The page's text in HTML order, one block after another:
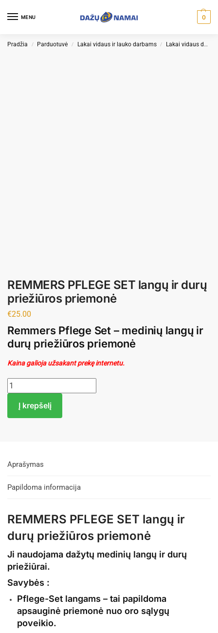
MENU 0
Pradžia / Parduotuvė / Lakai vidaus ir lauko darbams / Lakai vidaus darbams
REMMERS PFLEGE SET langų ir durų
priežiūros priemonė
€25.00
Remmers Pflege Set – medinių langų ir
durų priežiūros priemonė
Kaina galioja užsakant prekę internetu.
Į krepšelį
Aprašymas
Papildoma informacija
REMMERS PFLEGE SET langų ir
durų priežiūros priemonė
Ji naudojama dažytų medinių langų ir durų
priežiūrai.
Savybės :
Pflege-Set langams – tai papildoma
apsauginė priemonė nuo oro sąlygų
poveikio.